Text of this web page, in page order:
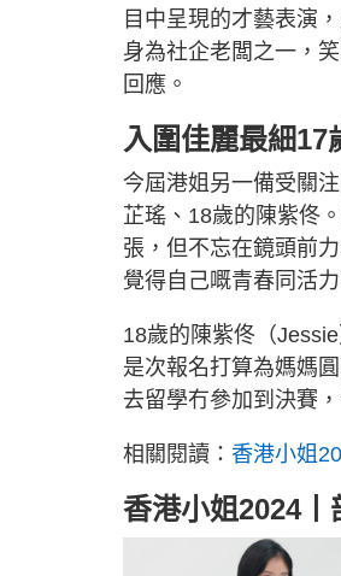
目中呈現的才藝表演
身為社企老闆之一，
回應。
入圍佳麗最細17
今屆港姐另一備受關
芷瑤、18歲的陳紫佟
張，但不忘在鏡頭前
覺得自己嘅青春同活
18歲的陳紫佟（
是次報名打算為媽媽
去留學冇參加到決賽
相關閱讀： 香港小姐
香港小姐2024丨